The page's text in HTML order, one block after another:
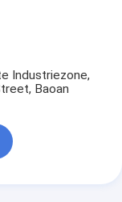
Industriezone,
Baoan